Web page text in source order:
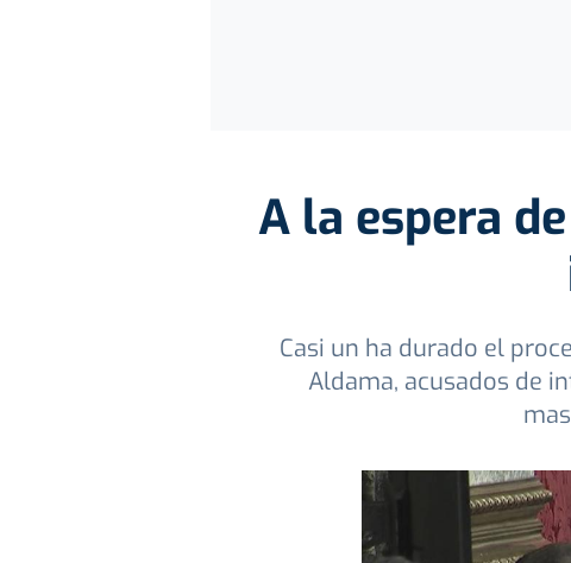
A la espera
Casi un ha durado el
Aldama, acusados de